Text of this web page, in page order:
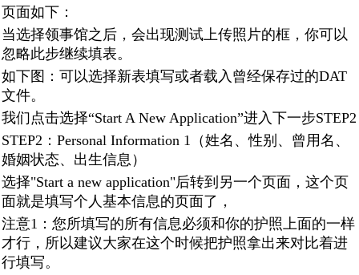
页面如下：
当选择领事馆之后，会出现测试上传照片的框，你可以
忽略此步继续填表。
如下图：可以选择新表填写或者载入曾经保存过的DAT
文件。
我们点击选择“Start A New Application”进入下一步STEP2
STEP2：Personal Information 1（姓名、性别、曾用名、
婚姻状态、出生信息）
选择"Start a new application"后转到另一个页面，这个页
面就是填写个人基本信息的页面了，
注意1：您所填写的所有信息必须和你的护照上面的一样
才行，所以建议大家在这个时候把护照拿出来对比着进
行填写。